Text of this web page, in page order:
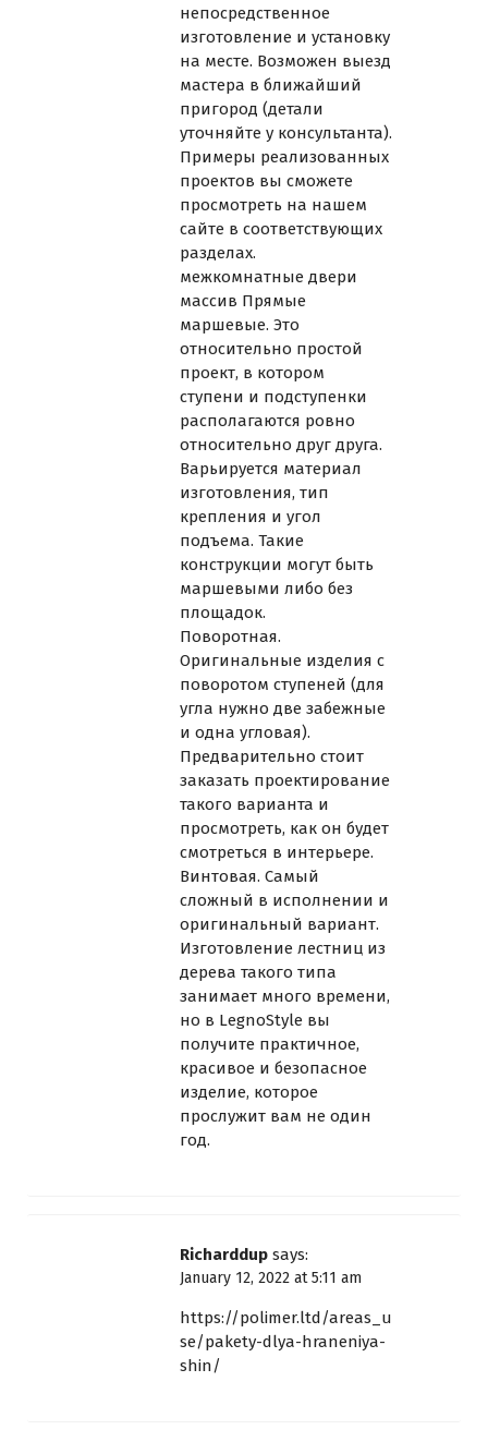
непосредственное
изготовление и установку
на месте. Возможен выезд
мастера в ближайший
пригород (детали
уточняйте у консультанта).
Примеры реализованных
проектов вы сможете
просмотреть на нашем
сайте в соответствующих
разделах.
межкомнатные двери
массив Прямые
маршевые. Это
относительно простой
проект, в котором
ступени и подступенки
располагаются ровно
относительно друг друга.
Варьируется материал
изготовления, тип
крепления и угол
подъема. Такие
конструкции могут быть
маршевыми либо без
площадок.
Поворотная.
Оригинальные изделия с
поворотом ступеней (для
угла нужно две забежные
и одна угловая).
Предварительно стоит
заказать проектирование
такого варианта и
просмотреть, как он будет
смотреться в интерьере.
Винтовая. Самый
сложный в исполнении и
оригинальный вариант.
Изготовление лестниц из
дерева такого типа
занимает много времени,
но в LegnoStyle вы
получите практичное,
красивое и безопасное
изделие, которое
прослужит вам не один
год.
Richarddup says:
January 12, 2022 at 5:11 am
https://polimer.ltd/areas_u
se/pakety-dlya-hraneniya-
shin/